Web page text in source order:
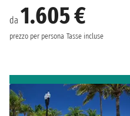
da 1.605 €
prezzo per persona Tasse incluse